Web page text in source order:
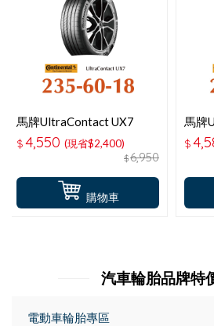
購物車
馬牌UltraContact UX7
235-60-18 耐磨舒適輪胎
$4,550 (現省$2,400)
$6,950
馬牌
225-
$
汽車輪胎品牌特
電動車輪胎專區